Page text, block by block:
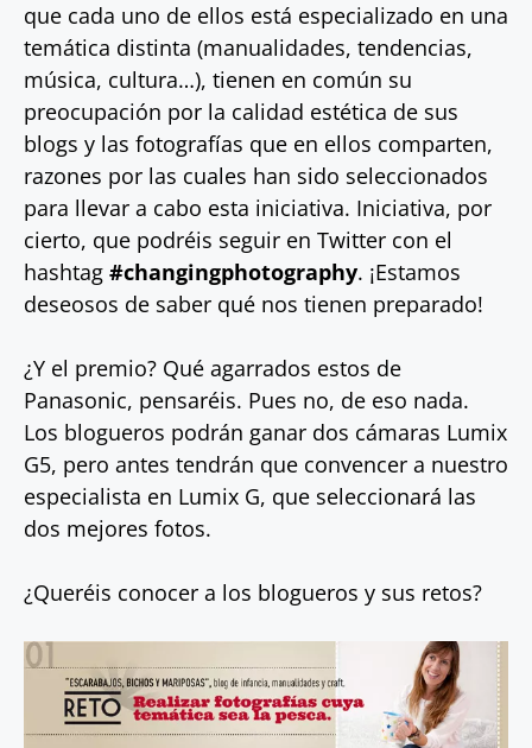
que cada uno de ellos está especializado en una
temática distinta (manualidades, tendencias,
música, cultura…), tienen en común su
preocupación por la calidad estética de sus
blogs y las fotografías que en ellos comparten,
razones por las cuales han sido seleccionados
para llevar a cabo esta iniciativa. Iniciativa, por
cierto, que podréis seguir en Twitter con el
hashtag #changingphotography. ¡Estamos
deseosos de saber qué nos tienen preparado!
¿Y el premio? Qué agarrados estos de
Panasonic, pensaréis. Pues no, de eso nada.
Los blogueros podrán ganar dos cámaras Lumix
G5, pero antes tendrán que convencer a nuestro
especialista en Lumix G, que seleccionará las
dos mejores fotos.
¿Queréis conocer a los blogueros y sus retos?